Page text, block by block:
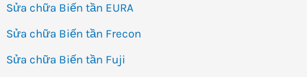
Sửa chữa Biến tần EURA
Sửa chữa Biến tần Frecon
Sửa chữa Biến tần Fuji